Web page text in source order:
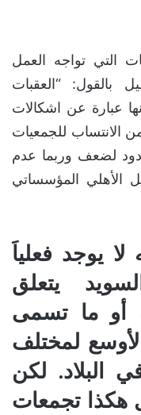
التي تواجه العمل
بالقول: “العقبات
عبارة عن اشكالات
الانتساب للجمعيات
لضعف وربما عدم
الأهلي المؤسساتي
لا يوجد فعلياَ
يتعلق
أو ما تسمى
لمختلف
البلاد. لكن
هكذا تجمعات